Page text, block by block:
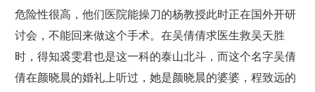
危险性很高，他们医院能操刀的杨教授此时正在国外开研
讨会，不能回来做这个手术。在吴倩倩求医生救吴天胜
时，得知裘雯君也是这一科的泰山北斗，而这个名字吴倩
倩在颜晓晨的婚礼上听过，她是颜晓晨的婆婆，程致远的